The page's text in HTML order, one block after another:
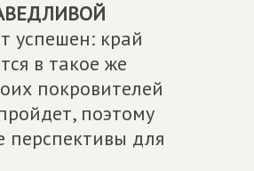
успешен: край
в такое же
покровителей
поэтому
перспективы для